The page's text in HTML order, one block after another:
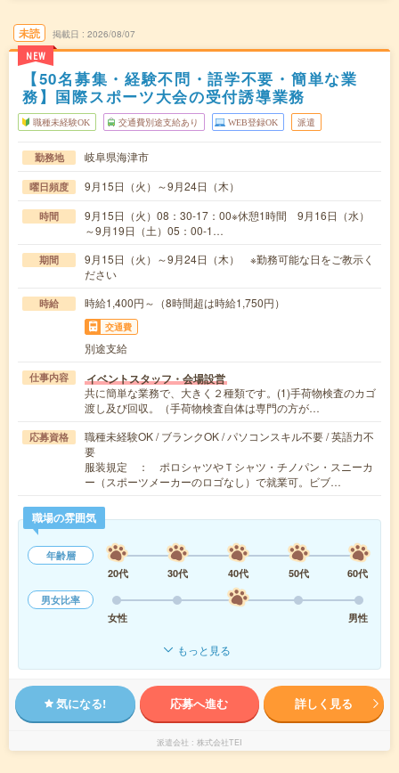
未読
NEW
掲載日 2026/08/07
【50名募集・経験不問・語学不要・簡単な業
務】国際スポーツ大会の受付誘導業務
職種未経験OK 交通費別途支給あり WEB登録OK 派遣
勤務地 岐阜県海津市
曜日頻度 9月15日（火）～9月24日（木）
時間
9月15日（火）08：30-17：00※休憩1時間 9月16日（水）
～9月19日（土）05：00-1…
期間
9月15日（火）～9月24日（木） ※勤務可能な日をご教示く
ださい
時給 時給1,400円～（8時間超は時給1,750円）
交通費
別途支給
仕事内容 イベントスタッフ・会場設営
共に簡単な業務で、大きく２種類です。(1)手荷物検査のカゴ
渡し及び回収。（手荷物検査自体は専門の方が…
応募資格
職種未経験OK / ブランクOK / パソコンスキル不要 / 英語力不
要
服装規定 ： ポロシャツやＴシャツ・チノパン・スニーカ
ー（スポーツメーカーのロゴなし）で就業可。ビブ…
職場の雰囲気
年齢層
20代
30代 40代 50代
60代
男女比率
女性
男性
もっと見る
気になる! 応募へ進む 詳しく見る
派遣会社 株式会社TEI